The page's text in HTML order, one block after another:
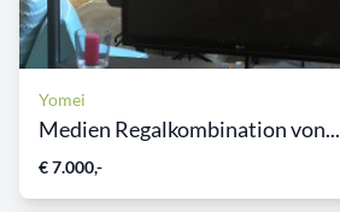
Yomei
Medien Regalkombination von...
€ 7.000,-